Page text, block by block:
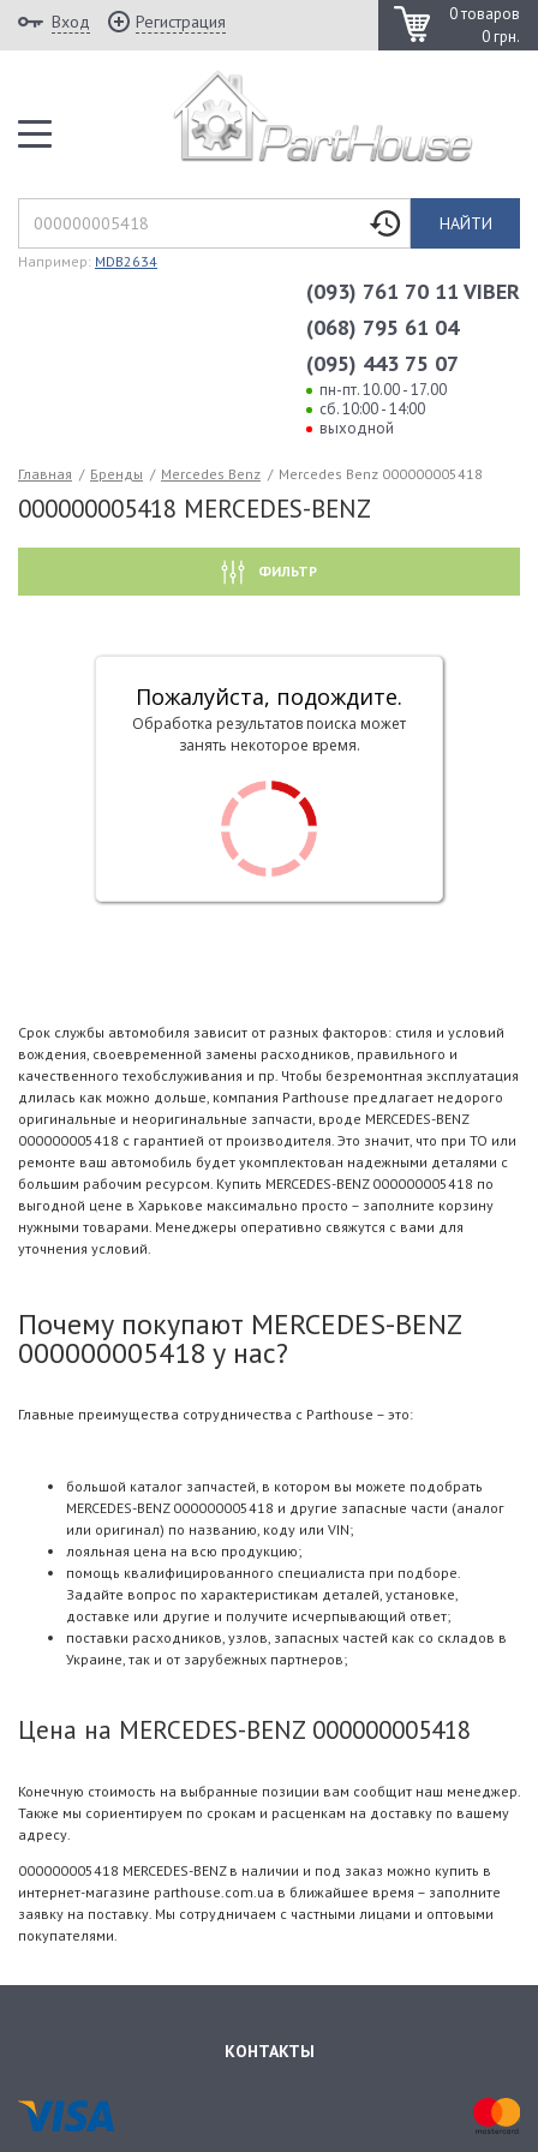
0 товаров
0 грн.
Вход Регистрация
НАЙТИ
Например: MDB2634
(093) 761 70 11 VIBER
(068) 795 61 04
(095) 443 75 07
пн-пт. 10.00 - 17.00
сб. 10:00 - 14:00
выходной
Главная / Бренды / Mercedes Benz / Mercedes Benz 000000005418
000000005418 MERCEDES-BENZ
ФИЛЬТР
Пожалуйста, подождите.
Обработка результатов поиска может
занять некоторое время.
Срок службы автомобиля зависит от разных факторов: стиля и условий
вождения, своевременной замены расходников, правильного и
качественного техобслуживания и пр. Чтобы безремонтная эксплуатация
длилась как можно дольше, компания Parthouse предлагает недорого
оригинальные и неоригинальные запчасти, вроде MERCEDES-BENZ
000000005418 с гарантией от производителя. Это значит, что при ТО или
ремонте ваш автомобиль будет укомплектован надежными деталями с
большим рабочим ресурсом. Купить MERCEDES-BENZ 000000005418 по
выгодной цене в Харькове максимально просто – заполните корзину
нужными товарами. Менеджеры оперативно свяжутся с вами для
уточнения условий.
Почему покупают MERCEDES-BENZ
000000005418 у нас?
Главные преимущества сотрудничества с Parthouse – это:
большой каталог запчастей, в котором вы можете подобрать
MERCEDES-BENZ 000000005418 и другие запасные части (аналог
или оригинал) по названию, коду или VIN;
лояльная цена на всю продукцию;
помощь квалифицированного специалиста при подборе.
Задайте вопрос по характеристикам деталей, установке,
доставке или другие и получите исчерпывающий ответ;
поставки расходников, узлов, запасных частей как со складов в
Украине, так и от зарубежных партнеров;
Цена на MERCEDES-BENZ 000000005418
Конечную стоимость на выбранные позиции вам сообщит наш менеджер.
Также мы сориентируем по срокам и расценкам на доставку по вашему
адресу.
000000005418 MERCEDES-BENZ в наличии и под заказ можно купить в
интернет-магазине parthouse.com.ua в ближайшее время – заполните
заявку на поставку. Мы сотрудничаем с частными лицами и оптовыми
покупателями.
КОНТАКТЫ